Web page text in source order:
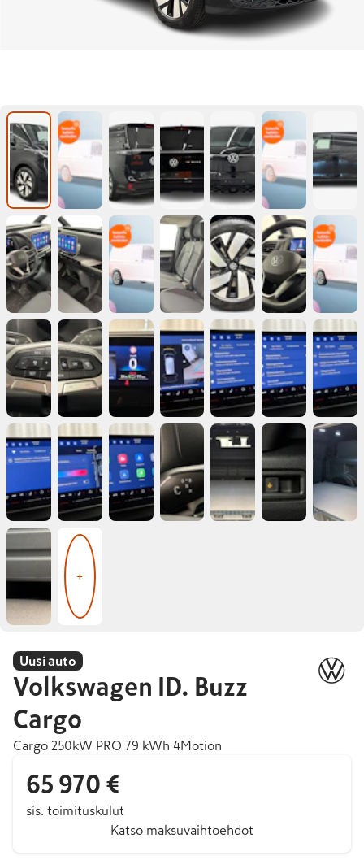
+
Uusi auto
Volkswagen
ID. Buzz
Cargo
Cargo 250kW PRO 79 kWh 4Motion
65 970 €
sis. toimituskulut
Katso maksuvaihtoehdot